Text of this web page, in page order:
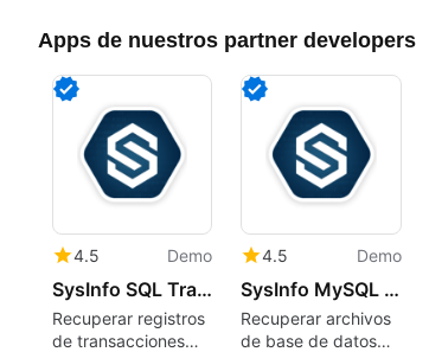
Apps de nuestros partner developers
4.5 Demo
SysInfo SQL Transaction Log Recovery
Recuperar registros
de transacciones
4.5 Demo
SysInfo MySQL Database Recovery Tool for Windows
Recuperar archivos
de base de datos